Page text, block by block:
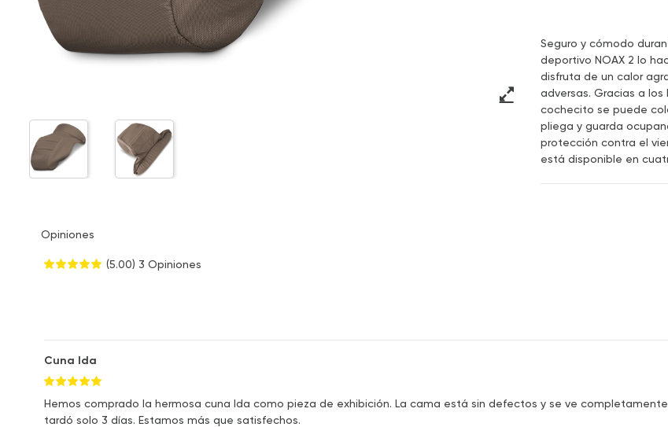
Seguro y cómodo
deportivo NOAX 2 lo
disfruta de un calor
adversas. Gracias a
cochecito se puede
pliega y guarda
protección contra el
está disponible en
Opiniones
(5.00) 3 Opiniones
Cuna Ida
Hemos comprado la hermosa cuna Ida como pieza de exhibición. La cama está sin defectos y se ve
tardó solo 3 días. Estamos más que satisfechos.